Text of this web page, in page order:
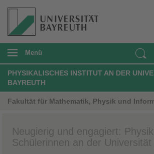
Menü
PHYSIKALISCHES INSTITUT AN DER
BAYREUTH
Fakultät für Mathematik, Physik und
Neugierig und engagiert:
Schülerinnen an der Universität